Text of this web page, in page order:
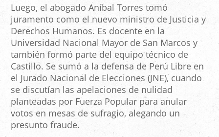
Luego, el abogado Aníbal Torres tomó
juramento como el nuevo ministro de Justicia y
Derechos Humanos. Es docente en la
Universidad Nacional Mayor de San Marcos y
también formó parte del equipo técnico de
Castillo. Se sumó a la defensa de Perú Libre en
el Jurado Nacional de Elecciones (JNE), cuando
se discutían las apelaciones de nulidad
planteadas por Fuerza Popular para anular
votos en mesas de sufragio, alegando un
presunto fraude.